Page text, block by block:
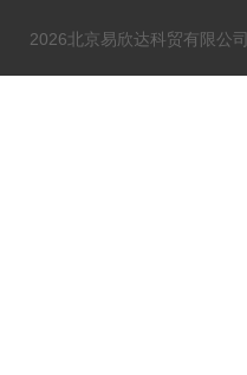
2026北京易欣达科贸有限公